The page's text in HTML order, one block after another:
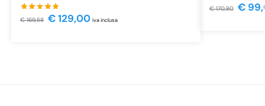
€169,58 €129,00 iva inclusa
€170,80 €